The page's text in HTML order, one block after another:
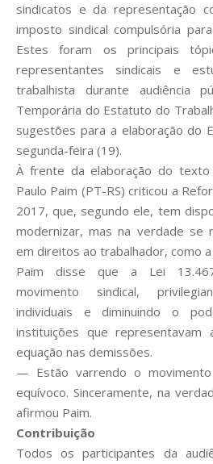
sindicatos e da representação
imposto sindical compulsória
Estes foram os principais
representantes sindicais e
trabalhista durante audiência
Temporária do Estatuto do
sugestões para a elaboração do
segunda-feira (19).
À frente da elaboração do texto
Paulo Paim (PT-RS) criticou a
2017, que, segundo ele, tem
modernizar, mas na verdade se
em direitos ao trabalhador, como
Paim disse que a Lei
movimento sindical,
individuais e diminuindo o
instituições que
equação nas demissões.
— Estão varrendo o
equívoco. Sinceramente, na
afirmou Paim.
Contribuição
Todos os participantes da